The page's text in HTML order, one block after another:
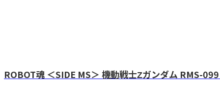
ROBOT魂 ＜SIDE MS＞ 機動戦士Ζガンダム RMS-